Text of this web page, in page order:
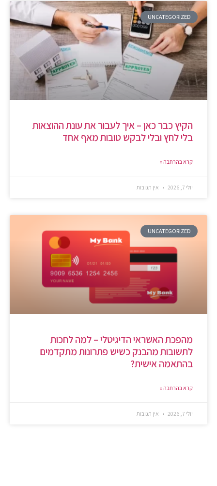
UNCATEGORIZED
הקיץ כבר כאן – איך לעבור את עונת ההוצאות
בלי לחץ ובלי לבקש טובות מאף אחד
קרא בהרחבה »
אין תגובות
UNCATEGORIZED
מהפכת האשראי הדיגיטלי – למה לחכות
לתשובות מהבנק כשיש פתרונות מתקדמים
בהתאמה אישית?
קרא בהרחבה »
אין תגובות